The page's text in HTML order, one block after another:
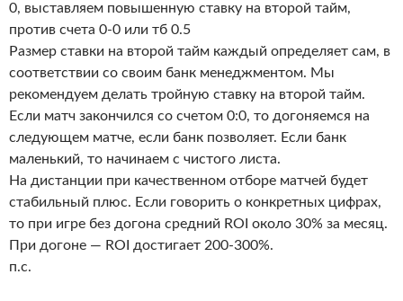
0, выставляем повышенную ставку на второй тайм,
против счета 0-0 или тб 0.5
Размер ставки на второй тайм каждый определяет сам, в
соответствии со своим банк менеджментом. Мы
рекомендуем делать тройную ставку на второй тайм.
Если матч закончился со счетом 0:0, то догоняемся на
следующем матче, если банк позволяет. Если банк
маленький, то начинаем с чистого листа.
На дистанции при качественном отборе матчей будет
стабильный плюс. Если говорить о конкретных цифрах,
то при игре без догона средний ROI около 30% за месяц.
При догоне — ROI достигает 200-300%.
п.с.